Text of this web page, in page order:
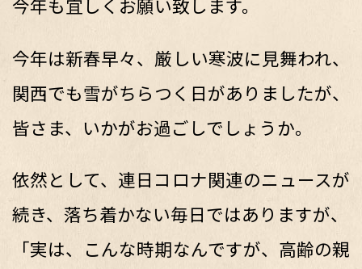
今年も宜しくお願い致します。
今年は新春早々、厳しい寒波に見舞われ、
関西でも雪がちらつく日がありましたが、
皆さま、いかがお過ごしでしょうか。
依然として、連日コロナ関連のニュースが
続き、落ち着かない毎日ではありますが、
「実は、こんな時期なんですが、高齢の親